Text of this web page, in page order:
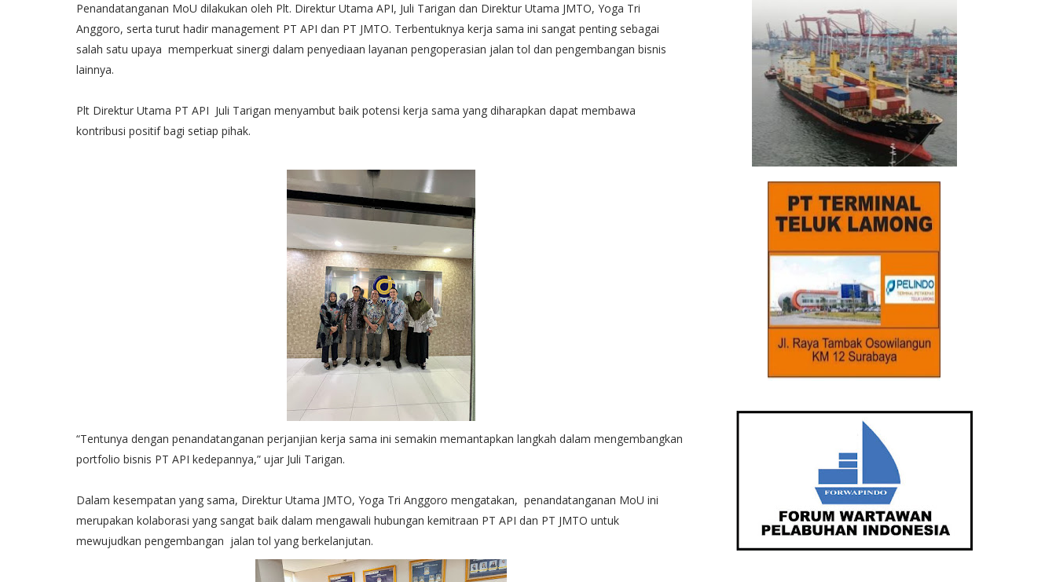
Penandatanganan MoU dilakukan oleh Plt. Direktur Utama API, Juli Tarigan dan Direktur Utama JMTO, Yoga Tri
Anggoro, serta turut hadir management PT API dan PT JMTO. Terbentuknya kerja sama ini sangat penting sebagai
salah satu upaya memperkuat sinergi dalam penyediaan layanan pengoperasian jalan tol dan pengembangan bisnis
lainnya.
Plt Direktur Utama PT API Juli Tarigan menyambut baik potensi kerja sama yang diharapkan dapat membawa
kontribusi positif bagi setiap pihak.
“Tentunya dengan penandatanganan perjanjian kerja sama ini semakin memantapkan langkah dalam mengembangkan
portfolio bisnis PT API kedepannya,” ujar Juli Tarigan.
Dalam kesempatan yang sama, Direktur Utama JMTO, Yoga Tri Anggoro mengatakan, penandatanganan MoU ini
merupakan kolaborasi yang sangat baik dalam mengawali hubungan kemitraan PT API dan PT JMTO untuk
mewujudkan pengembangan jalan tol yang berkelanjutan.